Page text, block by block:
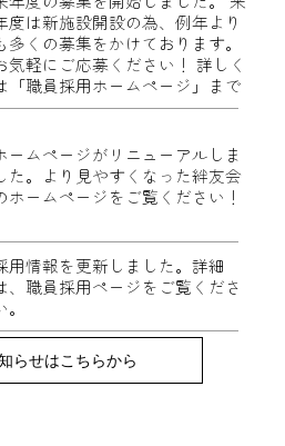
度は新施設開設の為、例年より
多くの募集をかけております。
気軽にご応募ください！ 詳しく
「職員採用ホームページ」まで
ームページがリニューアルしま
た。より見やすくなった絆友会
ホームページをご覧ください！
用情報を更新しました。詳細
、職員採用ページをご覧くださ
。
らせはこちらから